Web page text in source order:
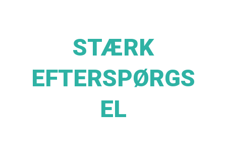
STÆRK
EFTERSPØRGS
EL